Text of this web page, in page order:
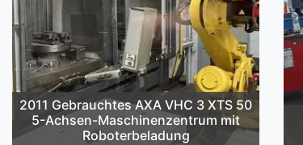
2011 Gebrauchtes AXA VHC 3 XTS 50
5-Achsen-Maschinenzentrum mit
Roboterbeladung